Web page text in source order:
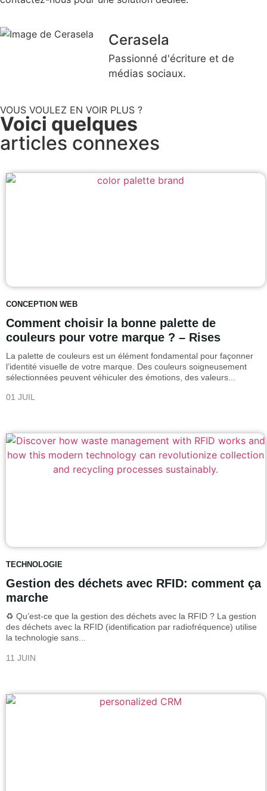
Cerasela
Passionné d'écriture et de
médias sociaux.
VOUS VOULEZ EN VOIR PLUS ?
Voici quelques
articles connexes
CONCEPTION WEB
Comment choisir la bonne palette de
couleurs pour votre marque ? – Rises
La palette de couleurs est un élément fondamental pour façonner
l’identité visuelle de votre marque. Des couleurs soigneusement
sélectionnées peuvent véhiculer des émotions, des valeurs...
01 JUIL
TECHNOLOGIE
Gestion des déchets avec RFID: comment ça
marche
♻️ Qu’est-ce que la gestion des déchets avec la RFID ? La gestion
des déchets avec la RFID (identification par radiofréquence) utilise
la technologie sans...
11 JUIN